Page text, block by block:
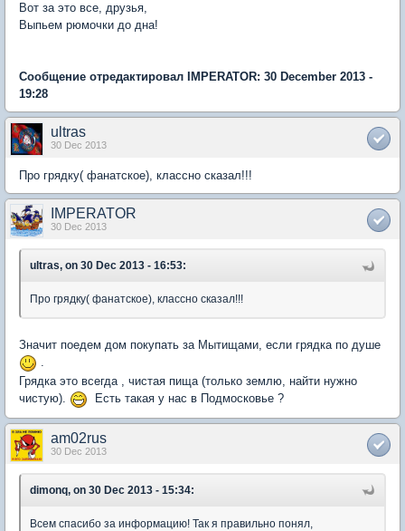
Вот за это все, друзья,
Выпьем рюмочки до дна!
Сообщение отредактировал IMPERATOR: 30 December 2013 -
19:28
ultras
30 Dec 2013
Про грядку( фанатское), классно сказал!!!
IMPERATOR
30 Dec 2013
ultras, on 30 Dec 2013 - 16:53:
Про грядку( фанатское), классно сказал!!!
Значит поедем дом покупать за Мытищами, если грядка по душе
.
Грядка это всегда , чистая пища (только землю, найти нужно
чистую).
Есть такая у нас в Подмосковье ?
am02rus
30 Dec 2013
dimonq, on 30 Dec 2013 - 15:34:
Всем спасибо за информацию! Так я правильно понял,